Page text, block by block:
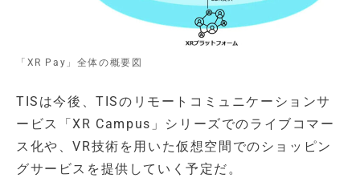
「XR Pay」全体の概要図
TISは今後、TISのリモートコミュニケーションサ
ービス「XR Campus」シリーズでのライブコマー
ス化や、VR技術を用いた仮想空間でのショッピン
グサービスを提供していく予定だ。